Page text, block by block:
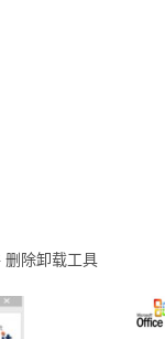
删除卸载工具